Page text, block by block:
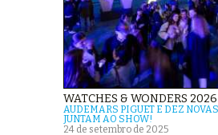
WATCHES & WONDERS 2026
AUDEMARS PIGUET E DEZ
JUNTAM AO SHOW!
24 de setembro de 2025